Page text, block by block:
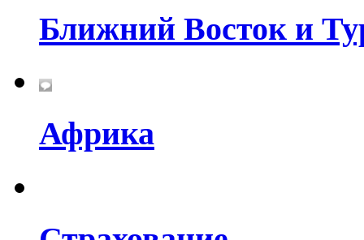
Ближний Восток и
Африка